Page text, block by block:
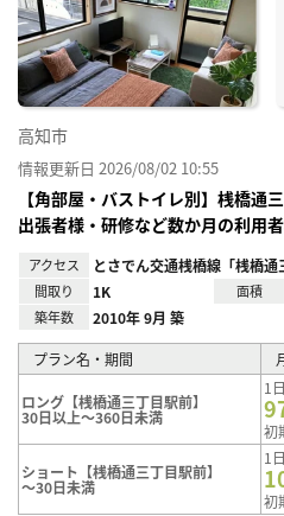
高知市
情報更新日 2026/08/02 10:55
【角部屋・バストイレ別】桟橋
出張者様・研修など数か月の利用
アクセス とさでん交通桟橋線「桟橋
間取り 1K 面積
築年数 2010年 9月 築
プラン名・期間
ロング【桟橋通三丁目駅前】
30日以上～360日未満
1
初
ショート【桟橋通三丁目駅前】
～30日未満
1
初